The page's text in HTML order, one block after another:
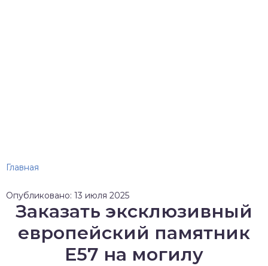
Главная
Опубликовано: 13 июля 2025
Заказать эксклюзивный
европейский памятник
Е57 на могилу